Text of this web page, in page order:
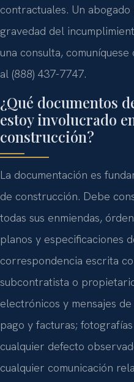
contractuales. Un
gravedad del
una consulta, comuníquese
al (888) 437-7747.
¿Qué documentos
estoy involucrado
construcción?
La documentación es
de construcción. Debe
todas sus enmiendas,
planos y especificaciones
correspondencia escrita
subcontratista o
electrónicos y mensajes
pago y facturas;
cualquier defecto
cualquier comunicación